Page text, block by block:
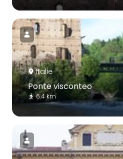
Italie
Ponte visconteo
6.4 km